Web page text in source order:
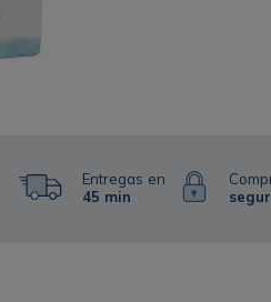
Entregas en
45 min